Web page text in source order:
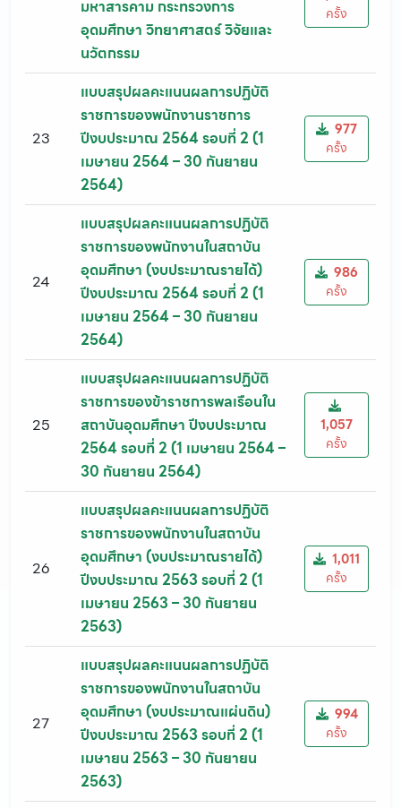
มหาสารคาม กระทรวงการ
อุดมศึกษา วิทยาศาสตร์ วิจัยและ
นวัตกรรม
ครั้ง
23
แบบสรุปผลคะแนนผลการปฏิบัติ
ราชการของพนักงานราชการ
ปีงบประมาณ 2564 รอบที่ 2 (1
เมษายน 2564 – 30 กันยายน
2564)
977
ครั้ง
24
แบบสรุปผลคะแนนผลการปฏิบัติ
ราชการของพนักงานในสถาบัน
อุดมศึกษา (งบประมาณรายได้)
ปีงบประมาณ 2564 รอบที่ 2 (1
เมษายน 2564 – 30 กันยายน
2564)
986
ครั้ง
25
แบบสรุปผลคะแนนผลการปฏิบัติ
ราชการของข้าราชการพลเรือนใน
สถาบันอุดมศึกษา ปีงบประมาณ
2564 รอบที่ 2 (1 เมษายน 2564 –
30 กันยายน 2564)
1,057
ครั้ง
26
แบบสรุปผลคะแนนผลการปฏิบัติ
ราชการของพนักงานในสถาบัน
อุดมศึกษา (งบประมาณรายได้)
ปีงบประมาณ 2563 รอบที่ 2 (1
เมษายน 2563 – 30 กันยายน
2563)
1,011
ครั้ง
27
แบบสรุปผลคะแนนผลการปฏิบัติ
ราชการของพนักงานในสถาบัน
อุดมศึกษา (งบประมาณแผ่นดิน)
ปีงบประมาณ 2563 รอบที่ 2 (1
เมษายน 2563 – 30 กันยายน
2563)
994
ครั้ง